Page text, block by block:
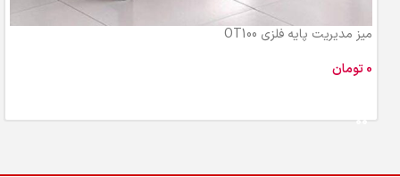
میز مدیریت پایه فلزی OT100
تومان